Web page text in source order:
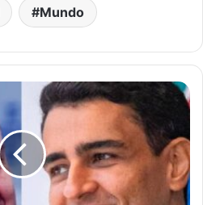
Mundo